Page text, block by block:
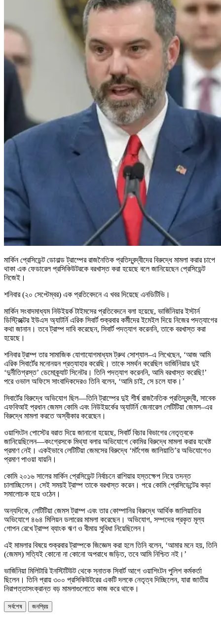
মার্কিন প্রেসিডেন্ট ডোনাল্ড ট্রাম্পের রাজনৈতিক প্রতিদ্বন্দ্বীদের বিরুদ্ধে মামলা করার চাপে
থাকা এক ফেডারেল প্রসিকিউটরকে বরখাস্ত করা হয়েছে বলে জানিয়েছেন প্রেসিডেন্ট
নিজেই।
শনিবার (২০ সেপ্টেম্বর) এক প্রতিবেদনে এ খবর দিয়েছে এনডিটিভি।
মার্কিন সংবাদমাধ্যম নিউইয়র্ক টাইমসের প্রতিবেদনে বলা হয়েছে, ভার্জিনিয়ার ইস্টার্ন
ডিস্ট্রিক্টের ইউএস অ্যাটর্নি এরিক সিবার্ট শুক্রবার কর্মীদের ইমেইল দিয়ে নিজের পদত্যাগের
কথা জানান। তবে ট্রাম্প দাবি করেছেন, সিবার্ট পদত্যাগ করেননি, তাকে বরখাস্ত করা
হয়েছে।
শনিবার ট্রাম্প তার সামাজিক যোগাযোগমাধ্যম ট্রুথ সোশ্যাল–এ লিখেছেন, ‘আজ আমি
এরিক সিবার্টের মনোনয়ন প্রত্যাহার করেছি। তাকে সমর্থন করেছিল ভার্জিনিয়ার দুই
‘দুর্নীতিগ্রস্ত’ ডেমোক্র্যাট সিনেটর। তিনি পদত্যাগ করেননি, আমি বরখাস্ত করেছি!’
পরে ওভাল অফিসে সাংবাদিকদেরও তিনি বলেন, ‘আমি চাই, সে চলে যাক।’
সিবার্টের বিরুদ্ধে অভিযোগ ছিল—তিনি ট্রাম্পের দুই শীর্ষ রাজনৈতিক প্রতিদ্বন্দ্বী, সাবেক
এফবিআই প্রধান জেমস কোমি এবং নিউইয়র্কের অ্যাটর্নি জেনারেল লেটিটিয়া জেমস–এর
বিরুদ্ধে মামলা করতে অস্বীকার করেছেন।
ওয়াশিংটন পোস্টের বরাত দিয়ে জানানো হয়েছে, সিবার্ট বিচার বিভাগের নেতৃত্বকে
জানিয়েছিলেন—কংগ্রেসকে মিথ্যা বলার অভিযোগে কোমির বিরুদ্ধে মামলা করার যথেষ্ট
প্রমাণ নেই। একইভাবে লেটিটিয়া জেমসের বিরুদ্ধে ‘মর্টগেজ জালিয়াতি’র অভিযোগেও
প্রমাণ পাওয়া যায়নি।
কোমি ২০১৬ সালের মার্কিন প্রেসিডেন্ট নির্বাচনে রাশিয়ার হস্তক্ষেপ নিয়ে তদন্ত
চালাচ্ছিলেন। সেই সময়ই ট্রাম্প তাকে বরখাস্ত করেন। পরে কোমি প্রেসিডেন্টের কড়া
সমালোচক হয়ে ওঠেন।
অন্যদিকে, লেটিটিয়া জেমস ট্রাম্প এবং তার কোম্পানির বিরুদ্ধে আর্থিক জালিয়াতির
অভিযোগে ৪৬৪ মিলিয়ন ডলারের মামলা করেছেন। অভিযোগ, সম্পদের প্রকৃত মূল্য
গোপন রেখে ট্রাম্প ব্যাংক ঋণ ও বীমায় সুবিধা নিয়েছিলেন।
এই মামলার বিষয়ে শুক্রবার ট্রাম্পকে জিজ্ঞেস করা হলে তিনি বলেন, ‘আমার মনে হয়, তিনি
(জেমস) সত্যিই কোনো না কোনো অপরাধে জড়িত, তবে আমি নিশ্চিত নই।’
ভার্জিনিয়া মিলিটারি ইনস্টিটিউট থেকে স্নাতক সিবার্ট আগে ওয়াশিংটন পুলিশ কর্মকর্তা
ছিলেন। তিনি প্রায় ৩০০ প্রসিকিউটরের একটি দলকে নেতৃত্ব দিচ্ছিলেন, যারা জাতীয়
নিরাপত্তাসংক্রান্ত বড় মামলাগুলোতে কাজ করে থাকে।
সর্বশেষ জনপ্রিয়